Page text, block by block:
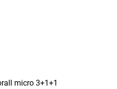
micro 3+1+1